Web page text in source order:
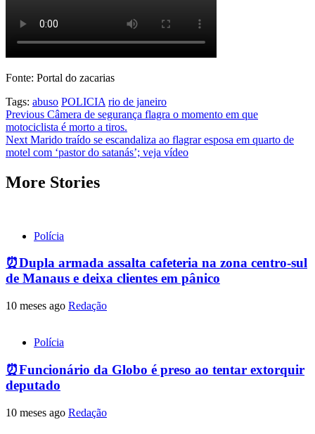
Fonte: Portal do zacarias
Tags: abuso POLICIA rio de janeiro
Post
navigation
Previous Câmera de segurança flagra o momento em que
motociclista é morto a tiros.
Next Marido traído se escandaliza ao flagrar esposa em quarto de
motel com ‘pastor do satanás’; veja vídeo
More Stories
Polícia
⏰Dupla armada assalta cafeteria na zona centro-sul
de Manaus e deixa clientes em pânico
10 meses ago Redação
Polícia
⏰Funcionário da Globo é preso ao tentar extorquir
deputado
10 meses ago Redação